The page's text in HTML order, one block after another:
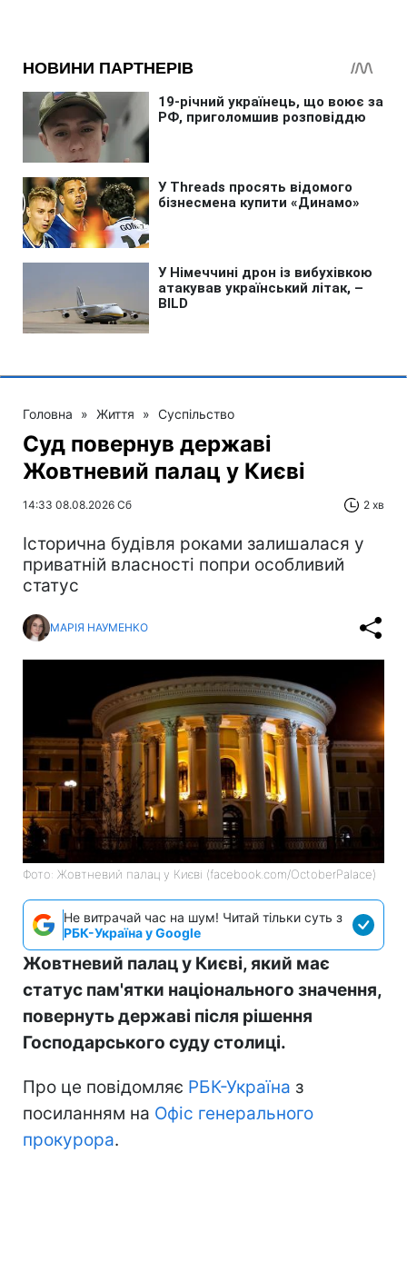
Головна » Життя » Суспільство
Суд повернув державі
Жовтневий палац у Києві
14:33 08.08.2026 Сб 2 хв
Історична будівля роками залишалася у
приватній власності попри особливий
статус
МАРІЯ НАУМЕНКО
Фото: Жовтневий палац у Києві (facebook.com/OctoberPalace)
Не витрачай час на шум! Читай тільки суть з
РБК-Україна у Google
Жовтневий палац у Києві, який має
статус пам'ятки національного значення,
повернуть державі після рішення
Господарського суду столиці.
Про це повідомляє РБК-Україна з
посиланням на Офіс генерального
прокурора.